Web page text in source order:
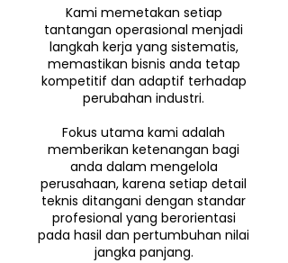
Kami memetakan setiap
tantangan operasional menjadi
langkah kerja yang sistematis,
memastikan bisnis anda tetap
kompetitif dan adaptif terhadap
perubahan industri.
Fokus utama kami adalah
memberikan ketenangan bagi
anda dalam mengelola
perusahaan, karena setiap detail
teknis ditangani dengan standar
profesional yang berorientasi
pada hasil dan pertumbuhan nilai
jangka panjang.